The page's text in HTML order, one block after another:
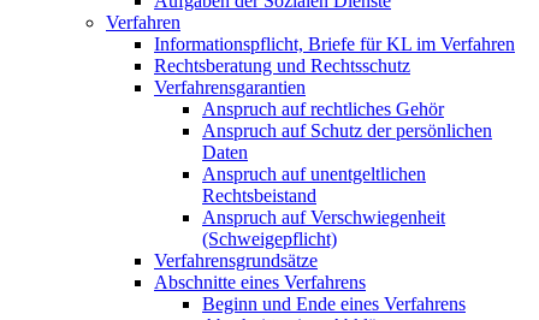
Verfahren
Informationspflicht, Briefe für KL im Verfahren
Rechtsberatung und Rechtsschutz
Verfahrensgarantien
Anspruch auf rechtliches Gehör
Anspruch auf Schutz der persönlichen
Daten
Anspruch auf unentgeltlichen
Rechtsbeistand
Anspruch auf Verschwiegenheit
(Schweigepflicht)
Verfahrensgrundsätze
Abschnitte eines Verfahrens
Beginn und Ende eines Verfahrens